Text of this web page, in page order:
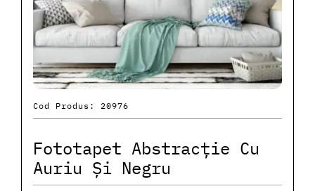
Cod Produs: 20976
Fototapet Abstracție Cu
Auriu Și Negru